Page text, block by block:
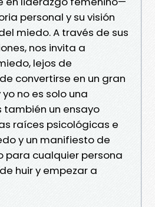
personal y su visión
miedo. A través de sus
nos invita a
lejos de
convertirse en un gran
no es solo una
un ensayo
raíces psicológicas e
y un manifiesto de
para cualquier persona
huir y empezar a